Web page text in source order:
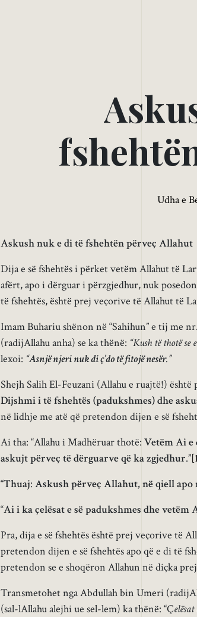
Asku
fshehtë
Udha e
Askush nuk e di të fshehtën përveç Allahut
Dija e së fshehtës i përket vetëm Allahut të
afërt, apo i dërguar i përzgjedhur, nuk
të fshehtës, është prej veçorive të Allahut të
Imam Buhariu shënon në “Sahihun” e tij me
(radijAllahu anha) se ka thënë: “Kush të thotë
lexoi: “Asnjë njeri nuk di ç’do të fitojë nesër.”
Shejh Salih El-Feuzani (Allahu e ruajtë!)
Dijshmi i të fshehtës (padukshmes) dhe
në lidhje me atë që pretendon dijen e së
Ai tha: “Allahu i Madhëruar thotë: Vetëm Ai e
askujt përveç të dërguarve që ka zgjedhur.”
“Thuaj: Askush përveç Allahut, në qiell apo
“Ai i ka çelësat e së padukshmes dhe vetëm
Pra, dija e së fshehtës është prej veçorive të
pretendon dijen e së fshehtës apo që e di të
pretendon se e shoqëron Allahun në diçka
Transmetohet nga Abdullah bin Umeri
(sal-lAllahu alejhi ue sel-lem) ka thënë: “Ç